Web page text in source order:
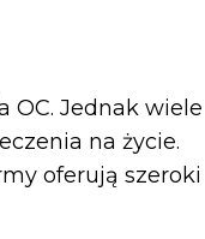
OC. Jednak wiele
na życie.
oferują szeroki